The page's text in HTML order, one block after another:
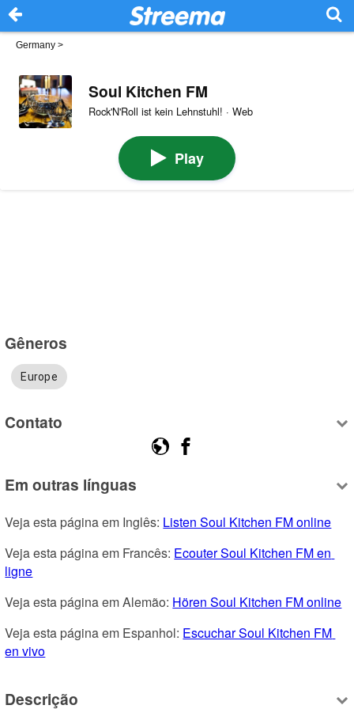
Germany >
Soul Kitchen FM
Rock'N'Roll ist kein Lehnstuhl! · Web
Play
Gêneros
Europe
Contato
Em outras línguas
Veja esta página em Inglês: Listen Soul Kitchen FM online
Veja esta página em Francês: Ecouter Soul Kitchen FM en
ligne
Veja esta página em Alemão: Hören Soul Kitchen FM online
Veja esta página em Espanhol: Escuchar Soul Kitchen FM
en vivo
Descrição